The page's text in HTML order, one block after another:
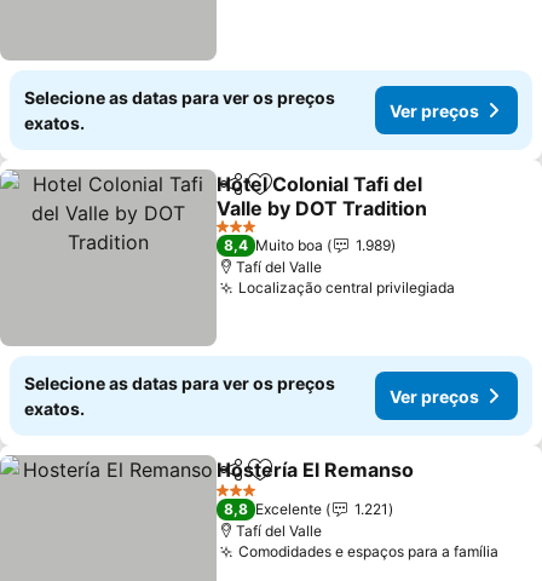
Selecione as datas para ver os preços
exatos.
Ver preços
PartilharAdicionar aos favoritos
Hotel Colonial Tafi del
Valle by DOT Tradition
Ver preços
3 Estrelas
8,4 Muito boa
1.989
Tafí del Valle
Localização central privilegiada
Selecione as datas para ver os preços
exatos.
Ver preços
PartilharAdicionar aos favoritos
Hostería El Remanso
3 Estrelas
8,8 Excelente
1.221
Tafí del Valle
Comodidades e espaços para a família